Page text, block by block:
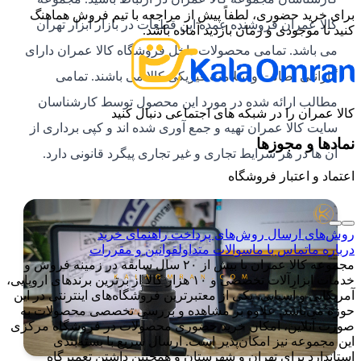
کالا عمران فروشنده عمده این قطعات در بازار ابزار تهران
می باشد. تمامی محصولات داخل فروشگاه کالا عمران دارای
گارانتی اصالت و سلامت فیزیکی کالا می باشند. تمامی
مطالب ارائه شده در مورد این محصول توسط کارشناسان
سایت کالا عمران تهیه و جمع آوری شده اند و کپی برداری از
آن ها در هر شرایط تجاری و غیر تجاری پیگرد قانونی دارد.
برای خرید حضوری، لطفاً پیش از مراجعه با تیم فروش هماهنگ
کنید تا موجودی و زمان بازدید آماده باشد.
کالا عمران را در شبکه های اجتماعی دنبال کنید
نمادها و مجوزها
اعتماد و اعتبار فروشگاه
روش‌های ارسالروش‌های پرداختراهنمای خرید
درباره ماتماس با ماسوالات متداولقوانین و مقررات
مجموعه کالا عمران با بیش از ۲۰ سال سابقه در زمینه فروش و
خدمات ابزارآلات تخصصی و ۱۰ هزار کالا از برترین برندهای اروپایی،
آمریکایی و آسیایی، یکی از معتبرترین فروشگاه‌های اینترنتی در این
حوزه می‌باشد. علاوه بر مشاهده و بررسی تخصصی محصولات به
صورت آنلاین، امکان خرید حضوری محصولات در فروشگاه مرکزی
این مجموعه نیز امکان‌پذیر است. ارسال سریع با بسته‌بندی
استاندارد برای تهران و شهرستان و همچنین داشتن تعمیرگاه